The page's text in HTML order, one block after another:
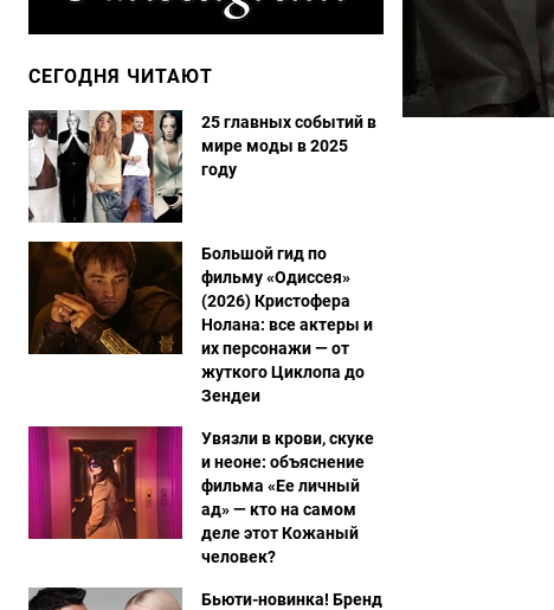
СЕГОДНЯ ЧИТАЮТ
25 главных событий в
мире моды в 2025
году
Большой гид по
фильму «Одиссея»
(2026) Кристофера
Нолана: все актеры и
их персонажи — от
жуткого Циклопа до
Зендеи
Увязли в крови, скуке
и неоне: объяснение
фильма «Ее личный
ад» — кто на самом
деле этот Кожаный
человек?
Бьюти-новинка! Бренд